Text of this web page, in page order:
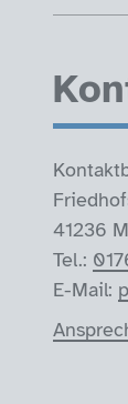
41236
Tel.:
E-Mail: